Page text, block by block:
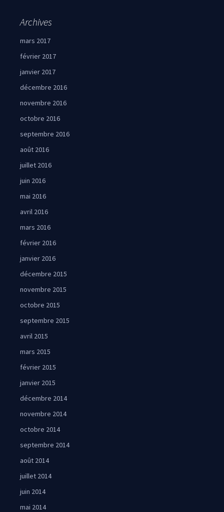
Archives
mars 2017
février 2017
janvier 2017
décembre 2016
novembre 2016
octobre 2016
septembre 2016
août 2016
juillet 2016
juin 2016
mai 2016
avril 2016
mars 2016
février 2016
janvier 2016
décembre 2015
novembre 2015
octobre 2015
septembre 2015
avril 2015
mars 2015
février 2015
janvier 2015
décembre 2014
novembre 2014
octobre 2014
septembre 2014
août 2014
juillet 2014
juin 2014
mai 2014